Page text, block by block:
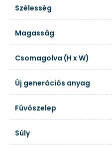
Szélesség
Magasság
Csomagolva (H x W)
Új generációs anyag
Fúvószelep
Súly